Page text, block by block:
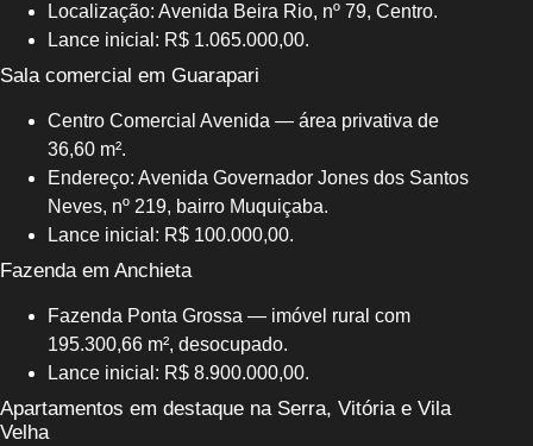
Localização: Avenida Beira Rio, nº 79, Centro.
Lance inicial: R$ 1.065.000,00.
Sala comercial em Guarapari
Centro Comercial Avenida — área privativa de
36,60 m².
Endereço: Avenida Governador Jones dos Santos
Neves, nº 219, bairro Muquiçaba.
Lance inicial: R$ 100.000,00.
Fazenda em Anchieta
Fazenda Ponta Grossa — imóvel rural com
195.300,66 m², desocupado.
Lance inicial: R$ 8.900.000,00.
Apartamentos em destaque na Serra, Vitória e Vila
Velha